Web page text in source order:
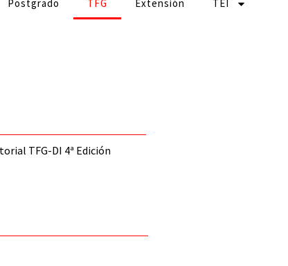
Postgrado TFG Extensión TEI
TFG-DI 4ª Edición